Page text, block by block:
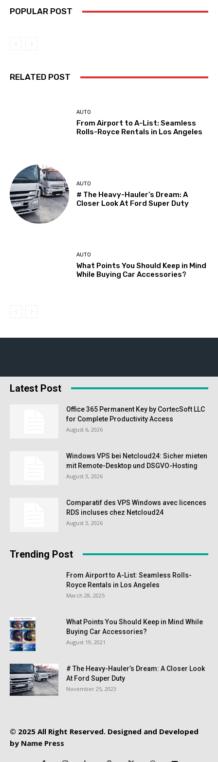
POPULAR POST
RELATED POST
AUTO
From Airport to A-List: Seamless
Rolls-Royce Rentals in Los Angeles
AUTO
# The Heavy-Hauler’s Dream: A
Closer Look At Ford Super Duty
AUTO
What Points You Should Keep in Mind
While Buying Car Accessories?
Latest Post
Office 365 Permanent Key by CortecSoft LLC
for Complete Productivity Access
August 6, 2026
Windows VPS bei Netcloud24: Sicher mieten
mit Remote-Desktop und DSGVO-Hosting
August 3, 2026
Comparatif des VPS Windows avec licences
RDS incluses chez Netcloud24
August 3, 2026
Trending Post
From Airport to A-List: Seamless Rolls-
Royce Rentals in Los Angeles
March 28, 2025
What Points You Should Keep in Mind While
Buying Car Accessories?
August 19, 2021
# The Heavy-Hauler’s Dream: A Closer Look
At Ford Super Duty
November 25, 2023
© 2025 All Right Reserved. Designed and Developed
by Name Press